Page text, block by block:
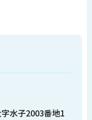
水子2003番地1